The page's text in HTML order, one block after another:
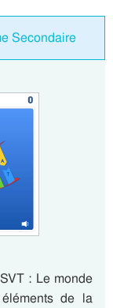
Secondaire
: Le monde
de la